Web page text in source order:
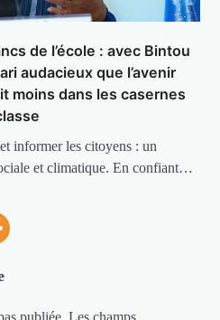
de l’école : avec Bintou
audacieux que l’avenir
moins dans les casernes
informer les citoyens : un
et climatique. En confiant…